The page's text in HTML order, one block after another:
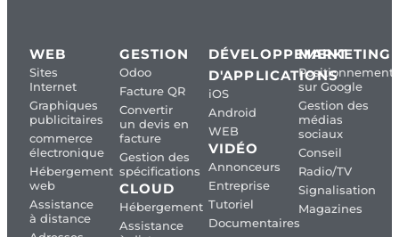
WEB
Sites
Internet
Graphiques
publicitaires
commerce
électronique
Hébergement
web
Assistance
à distance
GESTION
Odoo
Facture QR
Convertir
un devis en
facture
Gestion des
spécifications
CLOUD
Hébergement
Assistance
DÉVELOPPEMENT
D'APPLICATIONS
iOS
Android
WEB
VIDÉO
Annonceurs
Entreprise
Tutoriel
Documentaires
MARKETING
Positionnement
sur Google
Gestion des
médias
sociaux
Conseil
Radio/TV
Signalisation
Magazines